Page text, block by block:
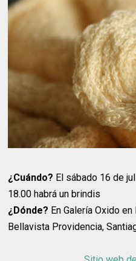
¿Cuándo? El sábado 16 de
18.00 habrá un brindis
¿Dónde? En Galería Oxido
Bellavista Providencia,